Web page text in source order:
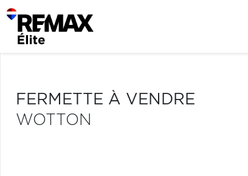
FERMETTE À VENDRE
WOTTON